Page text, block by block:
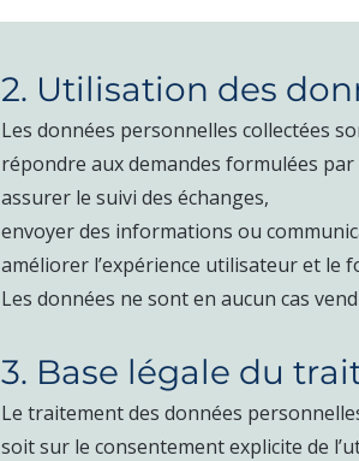
2. Utilisation des
Les données personnelles collectées
répondre aux demandes formulées
assurer le suivi des échanges,
envoyer des informations ou
améliorer l’expérience utilisateur et le
Les données ne sont en aucun cas
3. Base légale du
Le traitement des données
soit sur le consentement explicite de